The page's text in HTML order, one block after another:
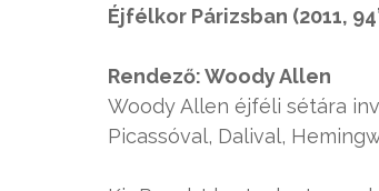
Éjfélkor Párizsban (2011,
Rendező: Woody Allen
Woody Allen éjféli sétára
Picassóval, Dalival,